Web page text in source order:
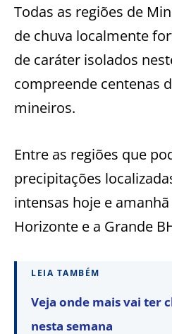
Todas as regiões de
de chuva localmente
de caráter isolados
compreende centenas
mineiros.
Entre as regiões que
precipitações
intensas hoje e
Horizonte e a Grande
LEIA TAMBÉM
Veja onde mais vai ter
nesta semana